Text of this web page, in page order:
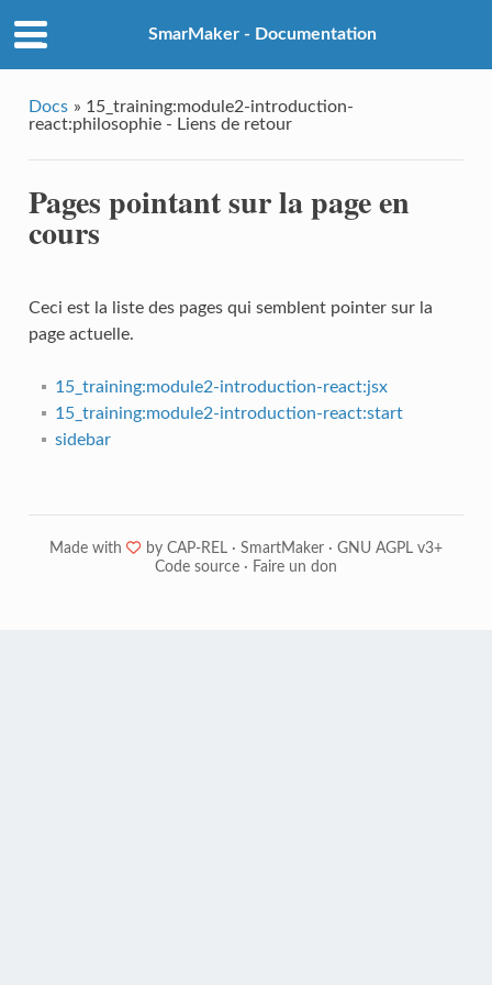
SmarMaker - Documentation
Docs » 15_training:module2-introduction-
react:philosophie - Liens de retour
Pages pointant sur la page en
cours
Ceci est la liste des pages qui semblent pointer sur la
page actuelle.
15_training:module2-introduction-react:jsx
15_training:module2-introduction-react:start
sidebar
Made with ❤ by CAP-REL · SmartMaker · GNU AGPL v3+
Code source · Faire un don